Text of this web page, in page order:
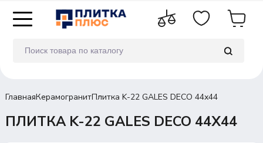
ГлавнаяКерамогранитПлитка K-22 GALES DECO 44х44
ПЛИТКА K-22 GALES DECO 44Х44